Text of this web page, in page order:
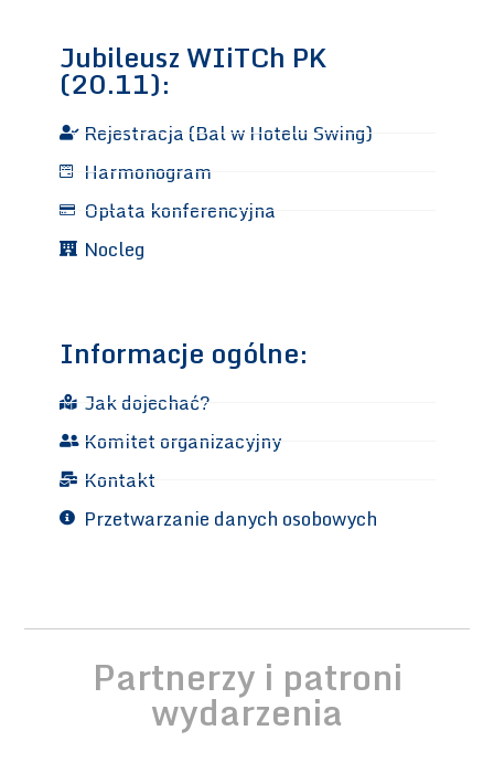
Jubileusz WIiTCh PK
(20.11):
Rejestracja (Bal w Hotelu Swing)
Harmonogram
Opłata konferencyjna
Nocleg
Informacje ogólne:
Jak dojechać?
Komitet organizacyjny
Kontakt
Przetwarzanie danych osobowych
Partnerzy i patroni
wydarzenia